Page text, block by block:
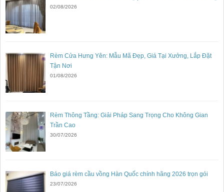
02/08/2026
Rèm Cửa Hưng Yên: Mẫu Mã Đẹp, Giá Tại Xưởng, Lắp Đặt
Tận Nơi
01/08/2026
Rèm Thông Tầng: Giải Pháp Sang Trọng Cho Không Gian
Trần Cao
30/07/2026
Báo giá rèm cầu vồng Hàn Quốc chính hãng 2026 trọn gói
23/07/2026